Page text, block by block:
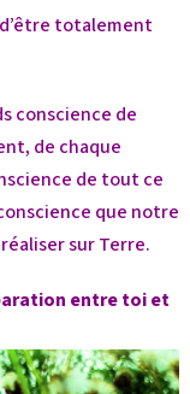
totalement
conscience de
de chaque
de tout ce
que notre
sur Terre.
entre toi et